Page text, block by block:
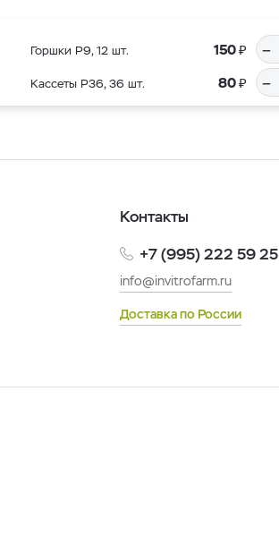
Горшки Р9, 12 шт. 150₽ –
Кассеты Р36, 36 шт. 80₽ –
Контакты
+7 (995) 222 59 25
info@invitrofarm.ru
Доставка по России